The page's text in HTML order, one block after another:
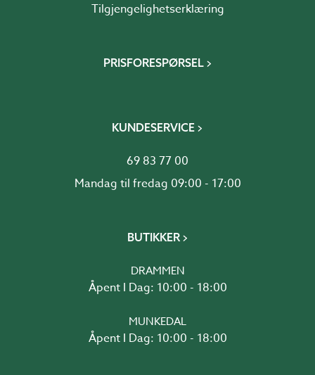
Tilgjengelighetserklæring
PRISFORESPØRSEL
KUNDESERVICE
69 83 77 00
Mandag til fredag 09:00 - 17:00
BUTIKKER
DRAMMEN
Åpent I Dag: 10:00 - 18:00
MUNKEDAL
Åpent I Dag: 10:00 - 18:00